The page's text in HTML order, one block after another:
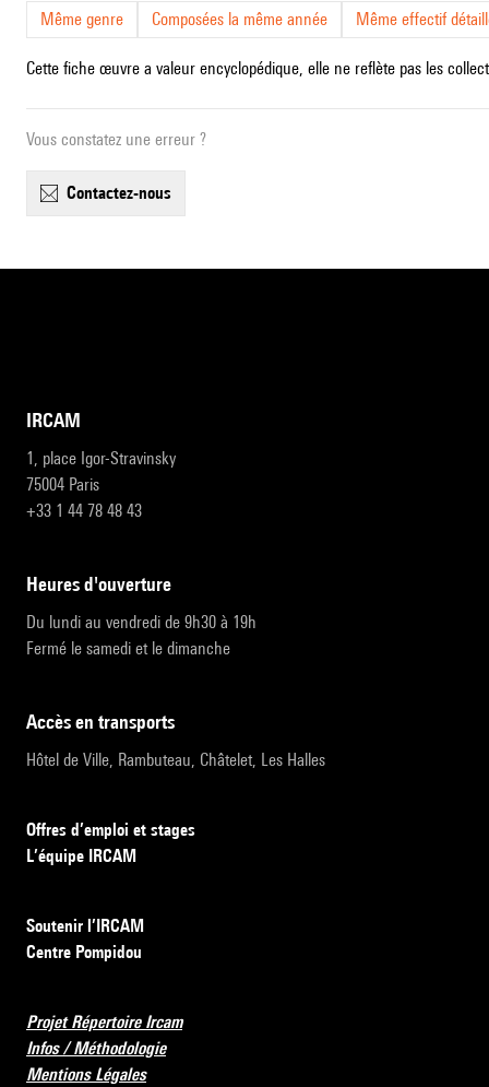
Même genre Composées la même année Même effectif
Cette fiche œuvre a valeur encyclopédique, elle ne reflète pas les
Vous constatez une erreur ?
contactez-nous
IRCAM
1, place Igor-Stravinsky
75004 Paris
+33 1 44 78 48 43
heures d'ouverture
Du lundi au vendredi de 9h30 à 19h
Fermé le samedi et le dimanche
accès en transports
Hôtel de Ville, Rambuteau, Châtelet, Les Halles
Offres d’emploi et stages
L’équipe IRCAM
Soutenir l’IRCAM
Centre Pompidou
Projet Répertoire Ircam
Infos / Méthodologie
Mentions Légales